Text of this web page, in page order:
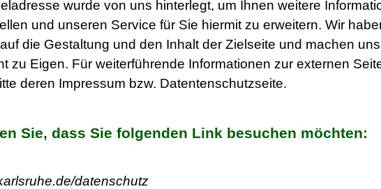
wurde von uns hinterlegt, um Ihnen weitere
und unseren Service für Sie hiermit zu erweitern. Wir
die Gestaltung und den Inhalt der Zielseite und machen
zu Eigen. Für weiterführende Informationen zur externen
deren Impressum bzw. Datentenschutzseite.
Sie, dass Sie folgenden Link besuchen möchten:
datenschutz